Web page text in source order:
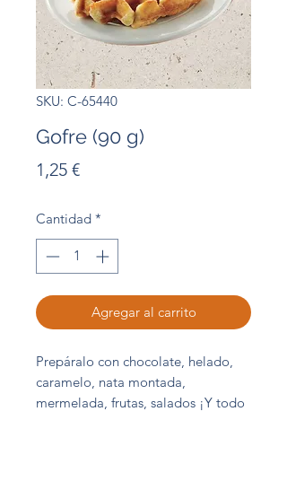
SKU: C-65440
Gofre (90 g)
1,25 €Precio
Cantidad *
Agregar al carrito
Prepáralo con chocolate, helado,
caramelo, nata montada,
mermelada, frutas, salados ¡Y todo